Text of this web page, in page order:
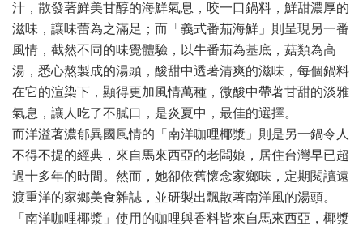
汁，散發著鮮美甘醇的海鮮氣息，咬一口鍋料，鮮甜濃厚的
滋味，讓味蕾為之滿足；而「義式番茄海鮮」則呈現另一番
風情，截然不同的味覺體驗，以牛番茄為基底，菇類為高
湯，悉心熬製成的湯頭，酸甜中透著清爽的滋味，每個鍋料
在它的渲染下，顯得更加風情萬種，微酸中帶著甘甜的淡雅
氣息，讓人吃了不膩口，是炎夏中，最佳的選擇。
而洋溢著濃郁異國風情的「南洋咖哩椰漿」則是另一鍋令人
不得不提的經典，來自馬來西亞的老闆娘，居住台灣早已超
過十多年的時間。然而，她卻依舊懷念家鄉味，定期閱讀遠
渡重洋的家鄉美食雜誌，並研製出飄散著南洋風的湯頭。
「南洋咖哩椰漿」使用的咖哩與香料皆來自馬來西亞，椰漿